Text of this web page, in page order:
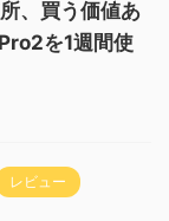
、買う価値あ
を1週間使
レビュー